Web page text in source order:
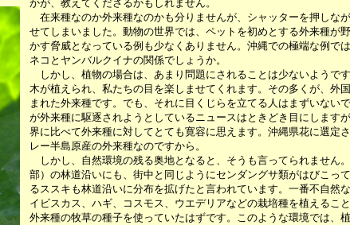
かが、教えてくださるかもしれません。
在来種なのか外来種なのかも分りませんが、シャッターを押しな
せてしまいました。動物の世界では、ペットを初めとする外来種が
かす脅威となっている例も少なくありません。沖縄での極端な例で
ネコとヤンバルクイナの関係でしょうか。
しかし、植物の場合は、あまり問題にされることは少ないようで
木が植えられ、私たちの目を楽しませてくれます。その多くが、外
まれた外来種です。でも、それに目くじらを立てる人はまずいない
が外来種に駆逐されようとしているニュースはときどき目にします
界に比べて外来種に対してとても寛容に思えます。沖縄県花に選定
レー半島原産の外来種なのですから。
しかし、自然環境の残る奥地となると、そうも言ってられません
部）の林道沿いにも、街中と同じようにセンダングサ類がはびこっ
るススキも林道沿いに分布を拡げたと言われています。一番不自然
イビスカス、ハギ、コスモス、ウエデリアなどの栽培種を植えるこ
外来種の牧草の種子を使っていたはずです。このような環境では、